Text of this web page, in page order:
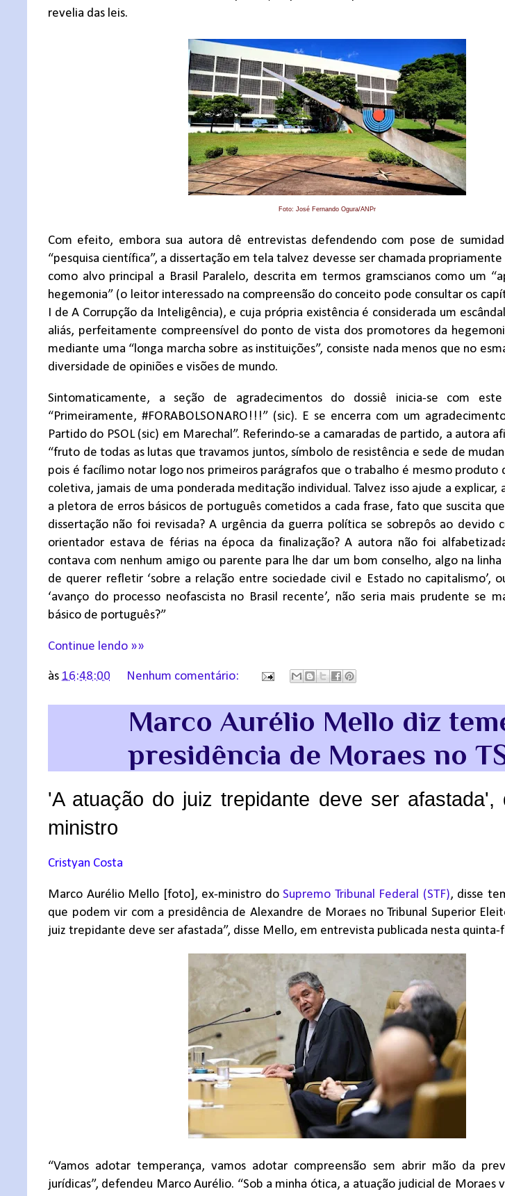
revelia das leis.
Foto: José Fernando Ogura/ANPr
Com efeito, embora sua autora dê entrevistas defendendo com pose de
“pesquisa científica”, a dissertação em tela talvez devesse ser chamada
como alvo principal a Brasil Paralelo, descrita em termos gramscianos como um
hegemonia” (o leitor interessado na compreensão do conceito pode consultar os
I de A Corrupção da Inteligência), e cuja própria existência é considerada um
aliás, perfeitamente compreensível do ponto de vista dos promotores da
mediante uma “longa marcha sobre as instituições”, consiste nada menos que no
diversidade de opiniões e visões de mundo.
Sintomaticamente, a seção de agradecimentos do dossiê inicia-se com
“Primeiramente, #FORABOLSONARO!!!” (sic). E se encerra com um
Partido do PSOL (sic) em Marechal”. Referindo-se a camaradas de partido, a autora
“fruto de todas as lutas que travamos juntos, símbolo de resistência e sede de
pois é facílimo notar logo nos primeiros parágrafos que o trabalho é mesmo produto
coletiva, jamais de uma ponderada meditação individual. Talvez isso ajude a explicar,
a pletora de erros básicos de português cometidos a cada frase, fato que suscita
dissertação não foi revisada? A urgência da guerra política se sobrepôs ao devido
orientador estava de férias na época da finalização? A autora não foi
contava com nenhum amigo ou parente para lhe dar um bom conselho, algo na
de querer refletir ‘sobre a relação entre sociedade civil e Estado no capitalismo’,
‘avanço do processo neofascista no Brasil recente’, não seria mais prudente se
básico de português?”
Continue lendo »»
às 16:48:00 Nenhum comentário:
Marco Aurélio Mello diz
presidência de Moraes no
'A atuação do juiz trepidante deve ser afastada',
ministro
Cristyan Costa
Marco Aurélio Mello [foto], ex-ministro do Supremo Tribunal Federal (STF), disse
que podem vir com a presidência de Alexandre de Moraes no Tribunal Superior
juiz trepidante deve ser afastada”, disse Mello, em entrevista publicada nesta quinta-
“Vamos adotar temperança, vamos adotar compreensão sem abrir mão da
jurídicas”, defendeu Marco Aurélio. “Sob a minha ótica, a atuação judicial de Moraes